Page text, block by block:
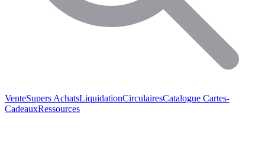
VenteSupers AchatsLiquidationCirculairesCatalogue Cartes-
CadeauxRessources